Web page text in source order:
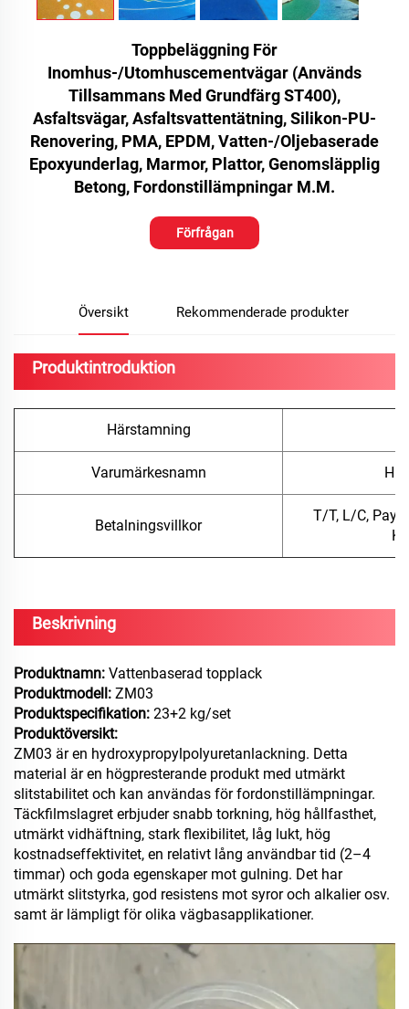
Toppbeläggning För
Inomhus-/utomhuscementvägar (används
Tillsammans Med Grundfärg ST400),
Asfaltsvägar, Asfaltsvattentätning, Silikon-PU-
Renovering, PMA, EPDM, Vatten-/oljebaserade
Epoxyunderlag, Marmor, Plattor, Genomsläpplig
Betong, Fordonstillämpningar M.m.
Förfrågan
Översikt Rekommenderade produkter
Produktintroduktion
Härstamning
Varumärkesnamn
Betalningsvillkor
T/T, L/C,
Beskrivning
Produktnamn: Vattenbaserad topplack
Produktmodell: ZM03
Produktspecifikation: 23+2 kg/set
Produktöversikt:
ZM03 är en hydroxypropylpolyuretanlackning. Detta
material är en högpresterande produkt med utmärkt
slitstabilitet och kan användas för fordonstillämpningar.
Täckfilmslagret erbjuder snabb torkning, hög hållfasthet,
utmärkt vidhäftning, stark flexibilitet, låg lukt, hög
kostnadseffektivitet, en relativt lång användbar tid (2–4
timmar) och goda egenskaper mot gulning. Det har
utmärkt slitstyrka, god resistens mot syror och alkalier osv.
samt är lämpligt för olika vägbasapplikationer.